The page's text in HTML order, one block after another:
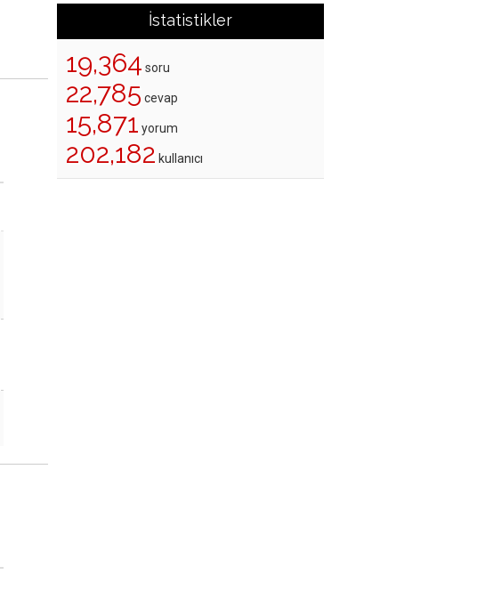
İstatistikler
19,364 soru
22,785 cevap
15,871 yorum
202,182 kullanıcı